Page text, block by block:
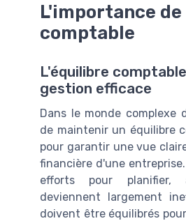
L'importance
comptable
L'équilibre
gestion efficace
Dans le monde complexe
de maintenir un équilibre
pour garantir une vue
financière d'une
efforts pour planifier,
deviennent largement
doivent être équilibrés